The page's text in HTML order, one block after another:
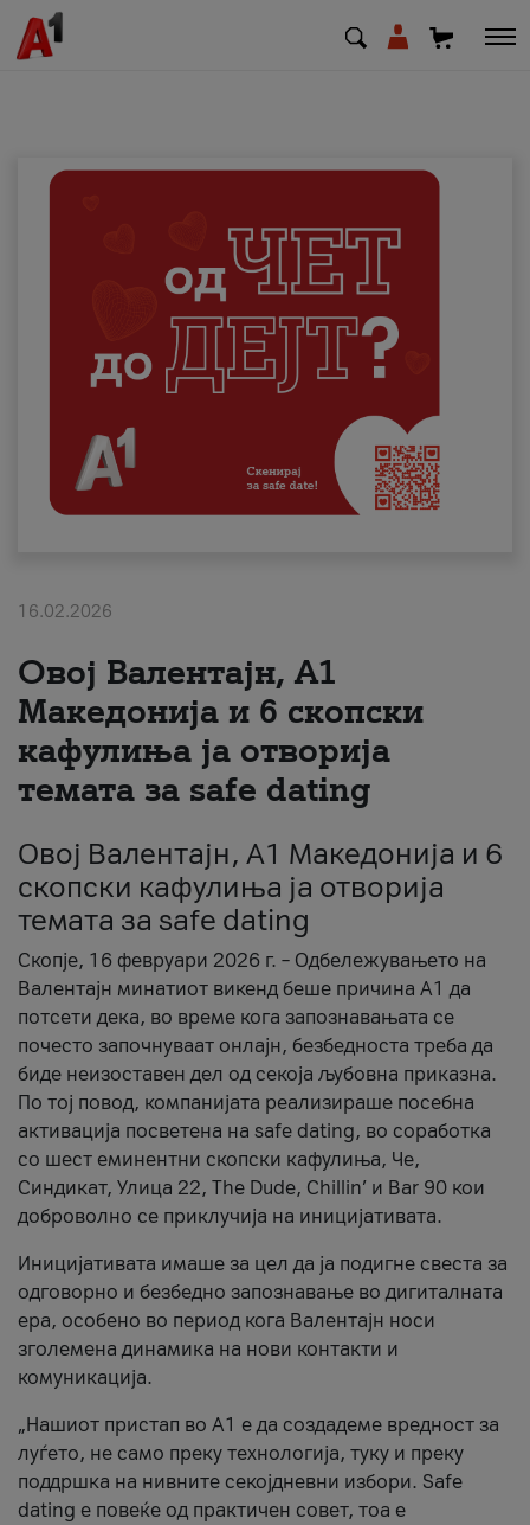
Деловни
Поддршка
Надополни кредит
Плати сметка
#ПодобарОнлајн
16.02.2026
Овој Валентајн, A1
Македонија и 6 скопски
кафулиња ја отворија
темата за safe dating
Овој Валентајн, A1 Македонија и 6
скопски кафулиња ја отворија
темата за safe dating
Скопје, 16 февруари 2026 г. – Одбележувањето на
Валентајн минатиот викенд беше причина А1 да
потсети дека, во време кога запознавањата се
почесто започнуваат онлајн, безбедноста треба да
биде неизоставен дел од секоја љубовна приказна.
По тој повод, компанијата реализираше посебна
активација посветена на safe dating, во соработка
со шест еминентни скопски кафулиња, Че,
Синдикат, Улица 22, The Dude, Chillin’ и Bar 90 кои
доброволно се приклучија на иницијативата.
Иницијативата имаше за цел да ја подигне свеста за
одговорно и безбедно запознавање во дигиталната
ера, особено во период кога Валентајн носи
зголемена динамика на нови контакти и
комуникација.
„Нашиот пристап во А1 е да создадеме вредност за
луѓето, не само преку технологија, туку и преку
поддршка на нивните секојдневни избори. Safe
dating е повеќе од практичен совет, тоа е